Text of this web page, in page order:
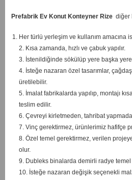
Prefabrik Ev Konut Konteyner Rizediğer
Her türlü yerleşim ve kullanım amacına
2. Kısa zamanda, hızlı ve çabuk yapılır.
3. İstenildiğinde sökülüp yere başka yere
4. İsteğe nazaran özel tasarımlar,
üretilebilir.
5. İmalat fabrikalarda yapılıp, montajı
teslim edilir.
6. Çevreyi kirletmeden, tahribat
7. Vinç gerektirmez, ürünlerimiz hafifçe
8. Özel temel gerektirmez, verilen
olur.
9. Dubleks binalarda demirli radye temel
10. İsteğe nazaran değişik seçenekli